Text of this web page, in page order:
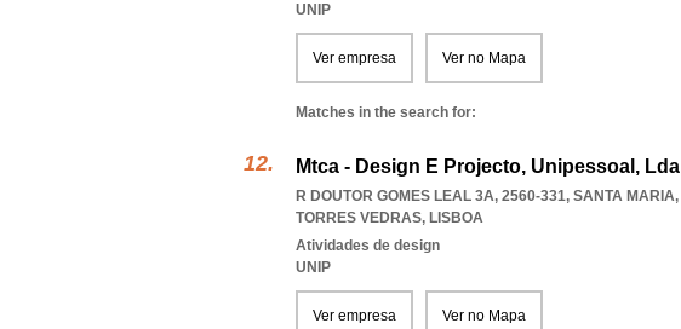
UNIP
Ver empresa Ver no Mapa
Matches in the search for:
Mtca - Design E Projecto, Unipessoal, Lda
R DOUTOR GOMES LEAL 3A, 2560-331, SANTA MARIA,
TORRES VEDRAS, LISBOA
Atividades de design
UNIP
Ver empresa Ver no Mapa